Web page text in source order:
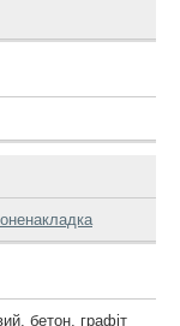
, бетон, графіт